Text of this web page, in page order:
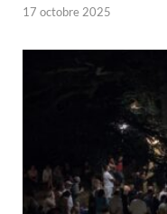
17 octobre 2025